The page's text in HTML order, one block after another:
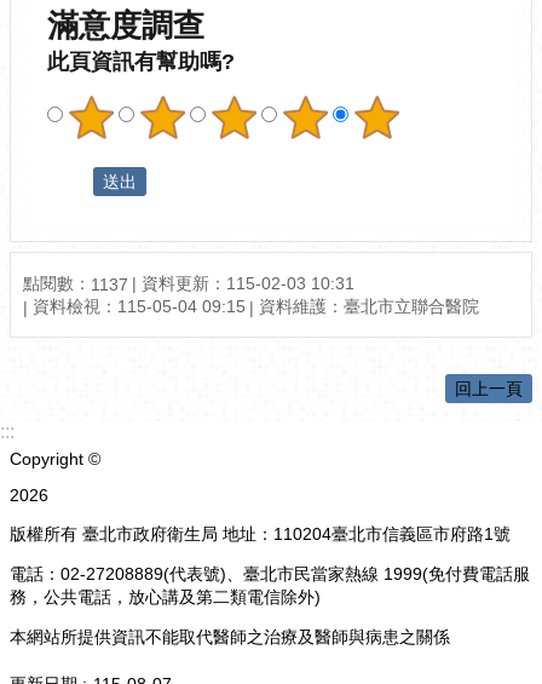
滿意度調查
此頁資訊有幫助嗎?
點閱數： 1137
資料更新：115-02-03 10:31
資料檢視：115-05-04 09:15
資料維護：臺北市立聯合醫院
回上一頁
:::
Copyright ©
2026
版權所有 臺北市政府衛生局 地址：110204臺北市信義區市府路1號
電話：02-27208889(代表號)、臺北市民當家熱線 1999(免付費電話服
務，公共電話，放心講及第二類電信除外)
本網站所提供資訊不能取代醫師之治療及醫師與病患之關係